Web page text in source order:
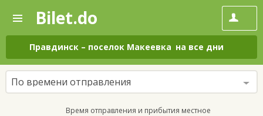
—
Поиск
и
покупка
билетов
на
автобус
онлайн
Bilet.do
Правдинск – поселок Макеевка на все дни
По времени отправления
Время отправления и прибытия местное